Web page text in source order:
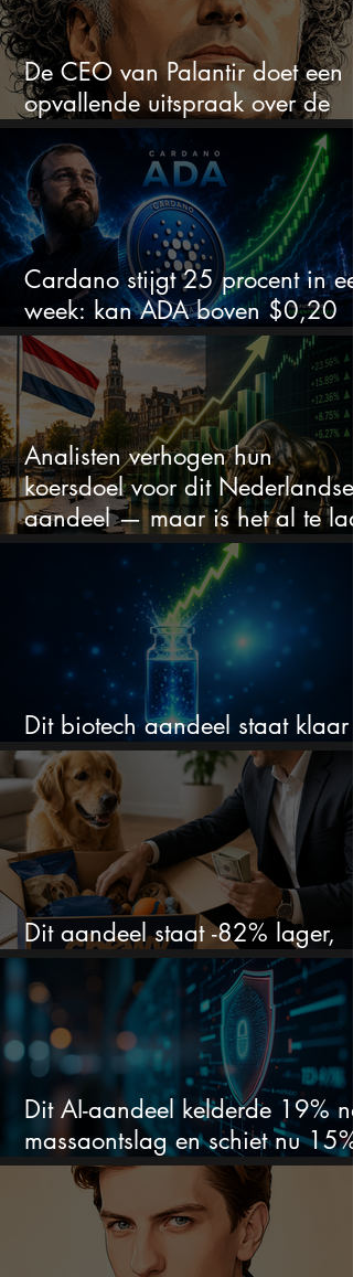
De CEO van Palantir doet een
opvallende uitspraak over de
beurs
Cardano stijgt 25 procent in
week: kan ADA boven $0,20
blijven?
Analisten verhogen hun
koersdoel voor dit Nederlandse
aandeel — maar is het al te laat
om in te stappen?
Dit biotech aandeel staat klaar
voor een flinke rally
Dit aandeel staat -82% lager,
terwijl het bedrijf gewoon groeit
Dit AI-aandeel kelderde 19% na
massaontslag en schiet nu 15%
omhoog